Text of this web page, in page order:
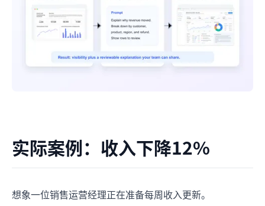
实际案例：收入下降12%
想象一位销售运营经理正在准备每周收入更新。